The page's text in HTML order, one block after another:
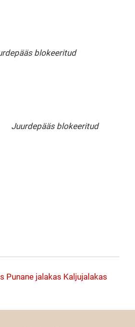
blokeeritud
Juurdepääs blokeeritud
Punane jalakas Kaljujalakas